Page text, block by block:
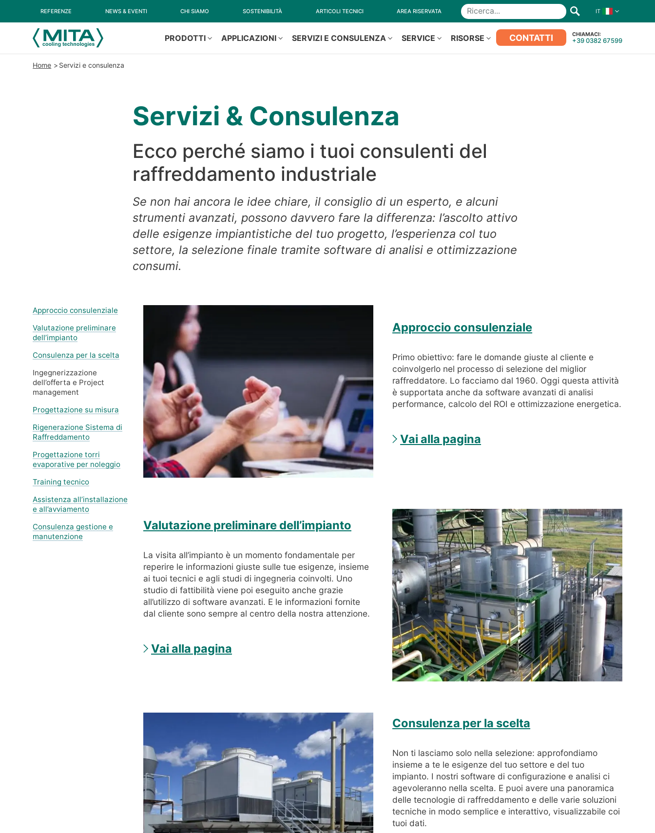
REFERENZE NEWS & EVENTI CHI SIAMO SOSTENIBILITÀ ARTICOLI TECNICI AREA RISERVATA Ricerca IT
PRODOTTI APPLICAZIONI SERVIZI E CONSULENZA SERVICE RISORSE CONTATTI CHIAMACI:
+39 0382 67599
Home Servizi e consulenza
Servizi & Consulenza
Ecco perché siamo i tuoi consulenti del
raffreddamento industriale
Se non hai ancora le idee chiare, il consiglio di un esperto, e alcuni
strumenti avanzati, possono davvero fare la differenza: l’ascolto attivo
delle esigenze impiantistiche del tuo progetto, l’esperienza col tuo
settore, la selezione finale tramite software di analisi e ottimizzazione
consumi.
Approccio consulenziale
Valutazione preliminare
dell’impianto
Consulenza per la scelta
Ingegnerizzazione
dell’offerta e Project
management
Progettazione su misura
Rigenerazione Sistema di
Raffreddamento
Progettazione torri
evaporative per noleggio
Training tecnico
Assistenza all’installazione
e all’avviamento
Consulenza gestione e
manutenzione
Approccio consulenziale
Primo obiettivo: fare le domande giuste al cliente e
coinvolgerlo nel processo di selezione del miglior
raffreddatore. Lo facciamo dal 1960. Oggi questa attività
è supportata anche da software avanzati di analisi
performance, calcolo del ROI e ottimizzazione energetica.
Vai alla pagina
Valutazione preliminare dell’impianto
La visita all’impianto è un momento fondamentale per
reperire le informazioni giuste sulle tue esigenze, insieme
ai tuoi tecnici e agli studi di ingegneria coinvolti. Uno
studio di fattibilità viene poi eseguito anche grazie
all’utilizzo di software avanzati. E le informazioni fornite
dal cliente sono sempre al centro della nostra attenzione.
Vai alla pagina
Consulenza per la scelta
Non ti lasciamo solo nella selezione: approfondiamo
insieme a te le esigenze del tuo settore e del tuo
impianto. I nostri software di configurazione e analisi ci
agevoleranno nella scelta. E puoi avere una panoramica
delle tecnologie di raffreddamento e delle varie soluzioni
tecniche in modo semplice e interattivo, visualizzabile coi
tuoi dati.